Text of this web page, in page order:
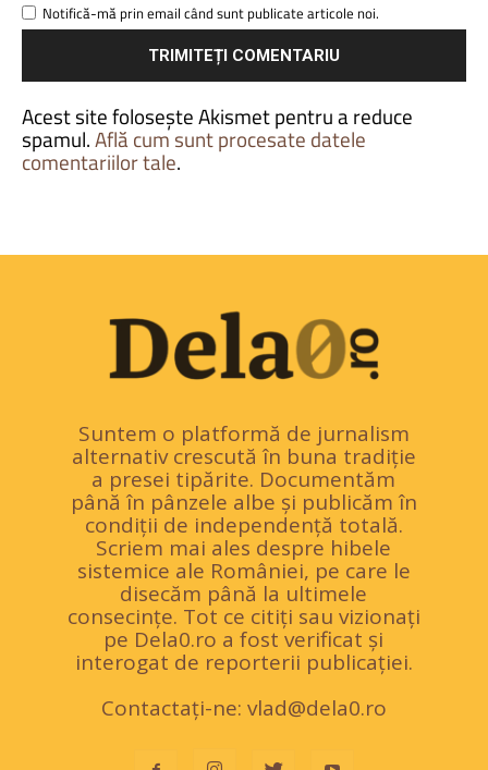
Notifică-mă prin email când sunt publicate articole noi.
Acest site folosește Akismet pentru a reduce
spamul.Află cum sunt procesate datele
comentariilor tale.
Suntem o platformă de jurnalism
alternativ crescută în buna tradiție
a presei tipărite. Documentăm
până în pânzele albe și publicăm în
condiții de independență totală.
Scriem mai ales despre hibele
sistemice ale României, pe care le
disecăm până la ultimele
consecințe. Tot ce citiți sau vizionați
pe Dela0.ro a fost verificat și
interogat de reporterii publicației.
Contactați-ne: vlad@dela0.ro